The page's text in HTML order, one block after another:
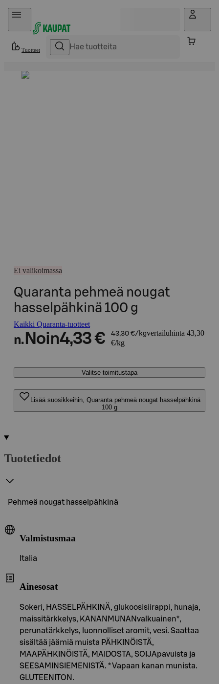
Hyppää sisältöön
Tuotteet
Ei valikoimassa
Quaranta pehmeä nougat
hasselpähkinä 100 g
Kaikki Quaranta-tuotteet
n. Noin4,33 € 43,30 €/kgvertailuhinta 43,30
€/kg
Valitse toimitustapa
Lisää suosikkeihin, Quaranta pehmeä nougat hasselpähkinä
100 g
Tuotetiedot
Pehmeä nougat hasselpähkinä
Valmistusmaa
Italia
Ainesosat
Sokeri, HASSELPÄHKINÄ, glukoosisiirappi, hunaja,
maissitärkkelys, KANANMUNANvalkuainen*,
perunatärkkelys, luonnolliset aromit, vesi. Saattaa
sisältää jäämiä muista PÄHKINÖISTÄ,
MAAPÄHKINÖISTÄ, MAIDOSTA, SOIJApavuista ja
SEESAMINSIEMENISTÄ. * Vapaan kanan munista.
GLUTEENITON.